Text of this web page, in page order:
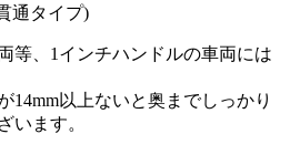
通タイプ)
等、1インチハンドルの車両には
以上ないと奥までしっかり
います。